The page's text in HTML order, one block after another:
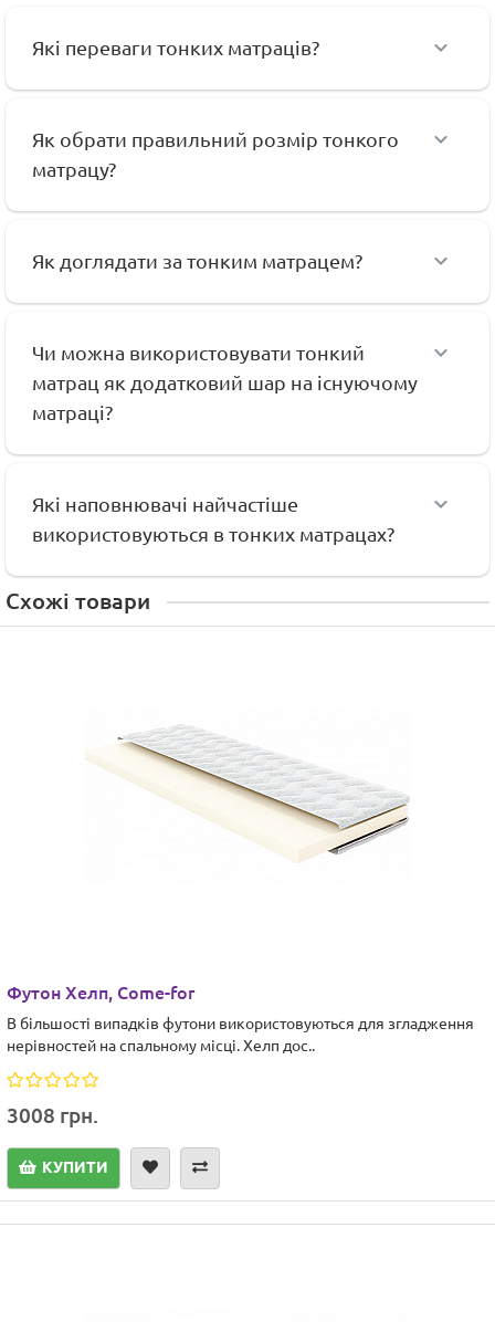
Які переваги тонких матраців?
Як обрати правильний розмір тонкого
матрацу?
Як доглядати за тонким матрацем?
Чи можна використовувати тонкий
матрац як додатковий шар на існуючому
матраці?
Які наповнювачі найчастіше
використовуються в тонких матрацах?
Схожі товари
Футон Хелп, Come-for
В більшості випадків футони використовуються для згладження
нерівностей на спальному місці. Хелп дос..
3008 грн.
КУПИТИ